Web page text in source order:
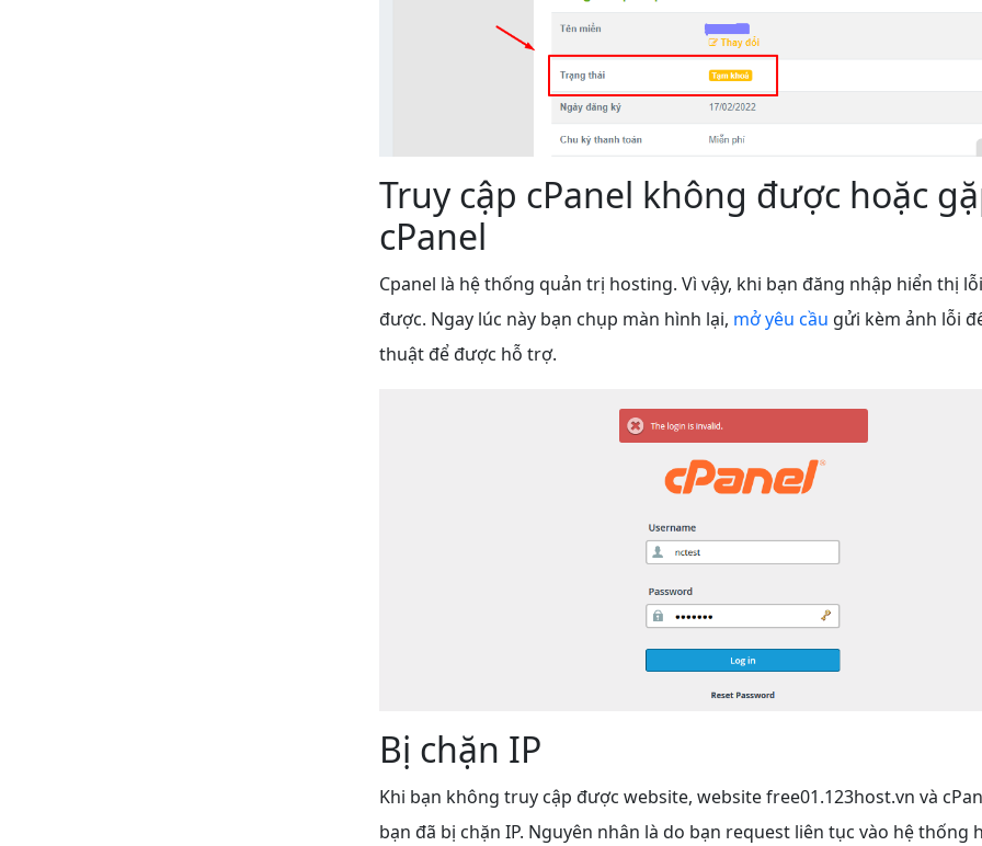
Truy cập cPanel không được hoặc
cPanel
Cpanel là hệ thống quản trị hosting. Vì vậy, khi bạn đăng nhập hiển thị
được. Ngay lúc này bạn chụp màn hình lại, mở yêu cầu gửi kèm ảnh lỗi
thuật để được hỗ trợ.
Bị chặn IP
Khi bạn không truy cập được website, website free01.123host.vn và
bạn đã bị chặn IP. Nguyên nhân là do bạn request liên tục vào hệ thống